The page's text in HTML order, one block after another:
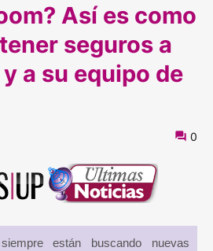
Así es como
seguros a
a su equipo de
0
están buscando nuevas